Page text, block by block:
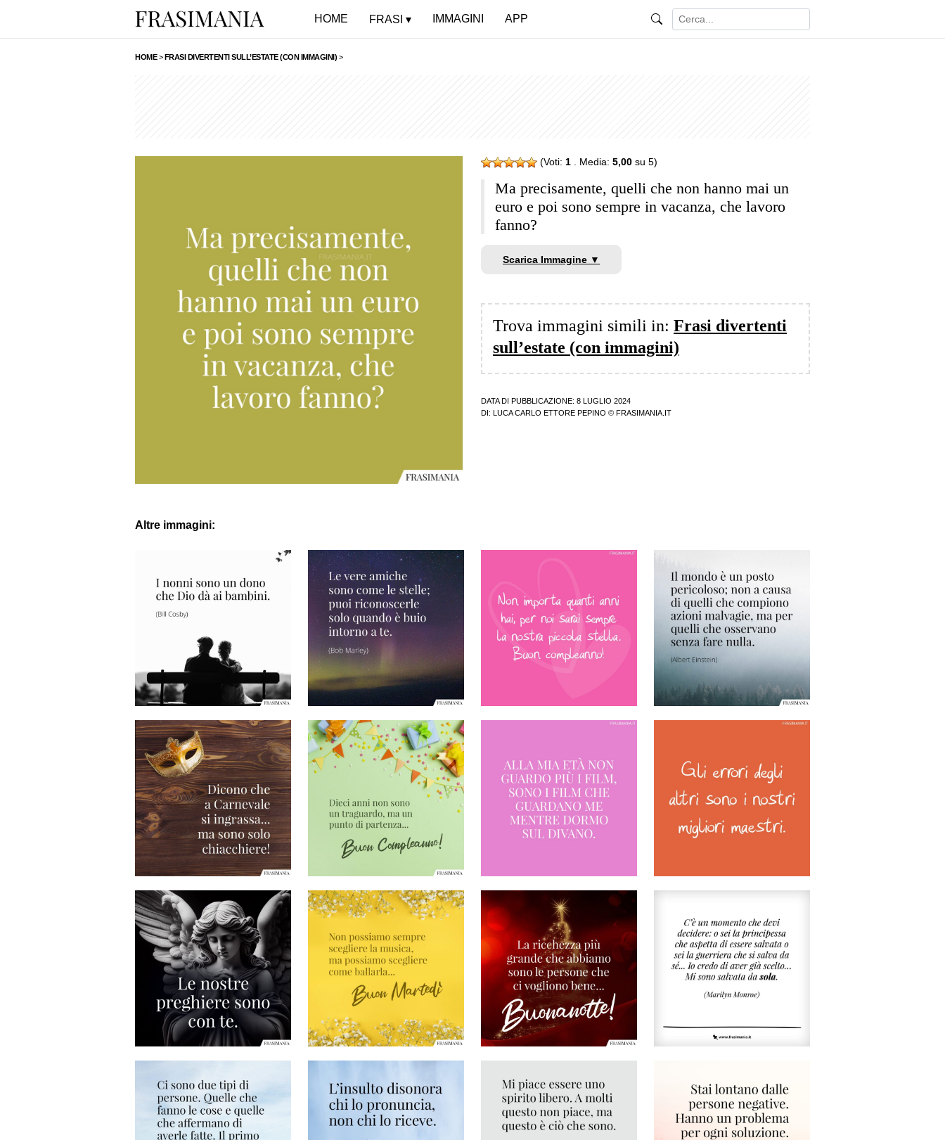
HOME FRASI IMMAGINI APP
HOME>FRASI DIVERTENTI SULL’ESTATE (CON IMMAGINI) >
(Voti: 1 . Media: 5,00 su 5)
Ma precisamente, quelli che non hanno mai un
euro e poi sono sempre in vacanza, che lavoro
fanno?
Scarica Immagine ▼
Trova immagini simili in: Frasi divertenti
sull’estate (con immagini)
DATA DI PUBBLICAZIONE: 8 LUGLIO 2024
DI:
LUCA CARLO ETTORE PEPINO © FRASIMANIA.IT
Altre immagini: